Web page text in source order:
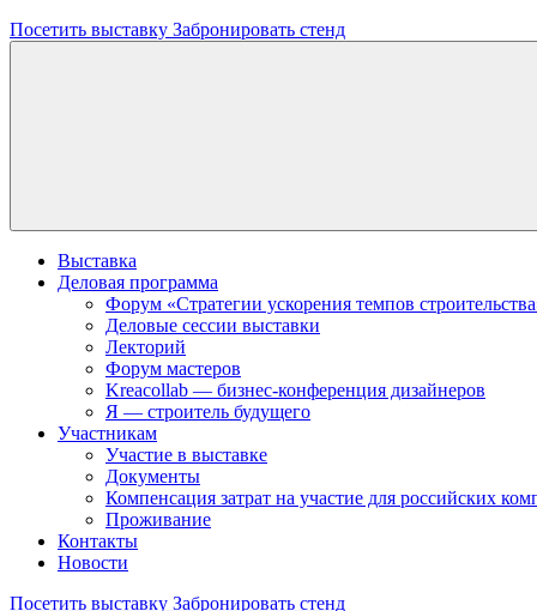
Посетить выставку Забронировать стенд
Выставка
Деловая программа
Форум «Стратегии ускорения темпов
Деловые сессии выставки
Лекторий
Форум мастеров
Kreacollab — бизнес-конференция дизайнеров
Я — строитель будущего
Участникам
Участие в выставке
Документы
Компенсация затрат на участие для российских
Проживание
Контакты
Новости
Посетить выставку Забронировать стенд